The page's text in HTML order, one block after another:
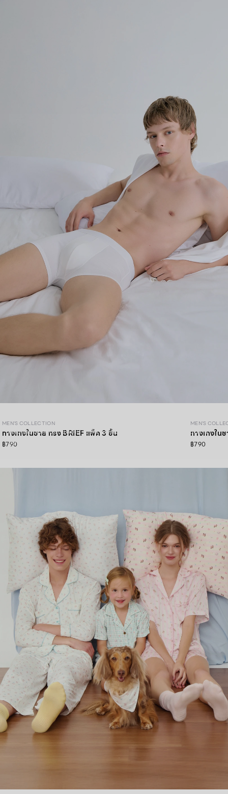
ยกระดับประสบการณ์ความสบายอีกขั้น ด้วยวัสดุคุณภาพสูงและการ
ออกแบบที่ใส่ใจทุกรายละเอียด
MEN'S COLLECTION
กางเกงในชาย ทรง BRIEF แพ็ค 3 ชิ้น
฿790
MEN'S
กางเกงใน
฿790